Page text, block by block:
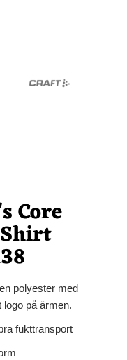
Core
polyester med
på ärmen.
fukttransport